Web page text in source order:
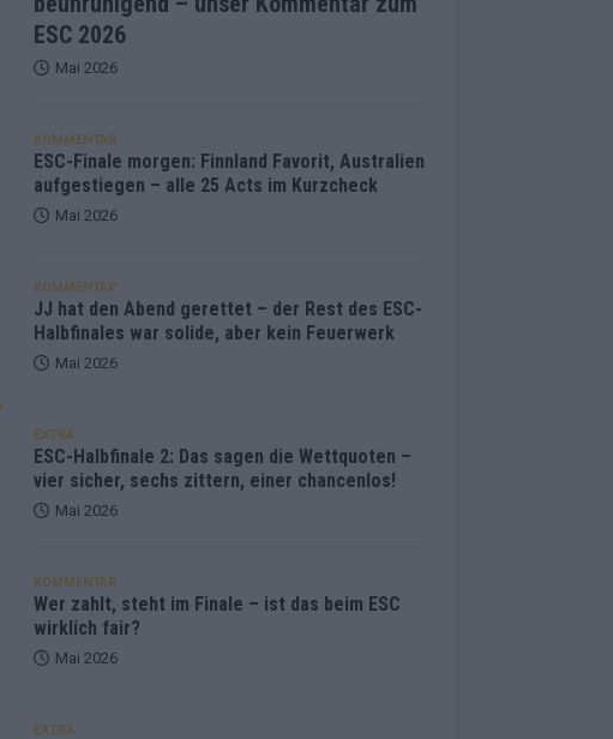
ESC 2026
Mai 2026
KOMMENTAR
ESC-Finale morgen: Finnland Favorit, Australien
aufgestiegen – alle 25 Acts im Kurzcheck
Mai 2026
KOMMENTAR
JJ hat den Abend gerettet – der Rest des ESC-
Halbfinales war solide, aber kein Feuerwerk
Mai 2026
EXTRA
ESC-Halbfinale 2: Das sagen die Wettquoten –
vier sicher, sechs zittern, einer chancenlos!
Mai 2026
KOMMENTAR
Wer zahlt, steht im Finale – ist das beim ESC
wirklich fair?
Mai 2026
EXTRA